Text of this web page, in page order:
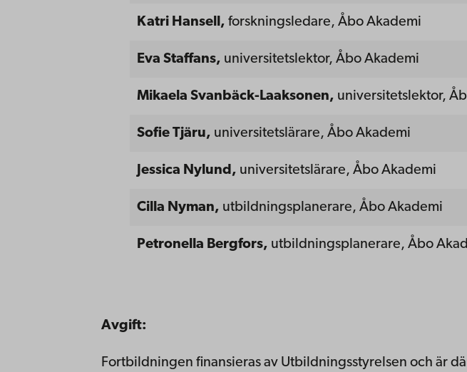
Katri Hansell , forskningsledare, Åbo Akademi
Eva Staffans, universitetslektor, Åbo Akademi
Mikaela Svanbäck-Laaksonen, universitetslektor,
Sofie Tjäru, universitetslärare, Åbo Akademi
Jessica Nylund, universitetslärare, Åbo Akademi
Cilla Nyman, utbildningsplanerare, Åbo Akademi
Petronella Bergfors, utbildningsplanerare, Åbo
Avgift:
Fortbildningen finansieras av Utbildningsstyrelsen och är